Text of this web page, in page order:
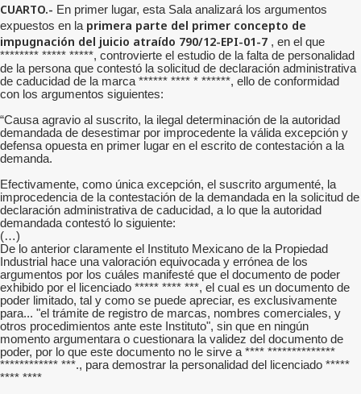
CUARTO.- En primer lugar, esta Sala analizará los argumentos
expuestos en la primera parte del primer concepto de
impugnación del juicio atraído 790/12-EPI-01-7 , en el que
******** ***** *****, controvierte el estudio de la falta de personalidad
de la persona que contestó la solicitud de declaración administrativa
de caducidad de la marca ****** **** * ******, ello de conformidad
con los argumentos siguientes:
“Causa agravio al suscrito, la ilegal determinación de la autoridad
demandada de desestimar por improcedente la válida excepción y
defensa opuesta en primer lugar en el escrito de contestación a la
demanda.
Efectivamente, como única excepción, el suscrito argumenté, la
improcedencia de la contestación de la demandada en la solicitud de
declaración administrativa de caducidad, a lo que la autoridad
demandada contestó lo siguiente:
(…)
De lo anterior claramente el Instituto Mexicano de la Propiedad
Industrial hace una valoración equivocada y errónea de los
argumentos por los cuáles manifesté que el documento de poder
exhibido por el licenciado ***** **** ***, el cual es un documento de
poder limitado, tal y como se puede apreciar, es exclusivamente
para... "el trámite de registro de marcas, nombres comerciales, y
otros procedimientos ante este Instituto", sin que en ningún
momento argumentara o cuestionara la validez del documento de
poder, por lo que este documento no le sirve a **** **************
************ ***., para demostrar la personalidad del licenciado *****
**** ****